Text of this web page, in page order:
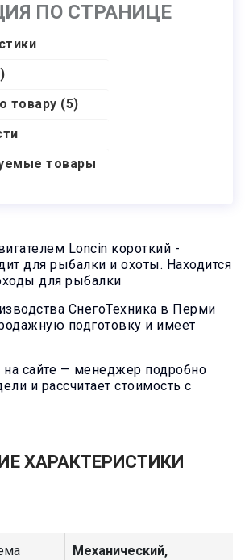
Тормоз
Канистра
3 000₽
подвеску
33х14х1160мм
двигателя Лифан
ПО СТРАНИЦЕ
товару (5)
товары
Loncin короткий -
для рыбалки и охоты. Находится
для рыбалки
СнегоТехника в Перми
подготовку и имеет
на сайте — менеджер подробно
и рассчитает стоимость с
ХАРАКТЕРИСТИКИ
Механический,